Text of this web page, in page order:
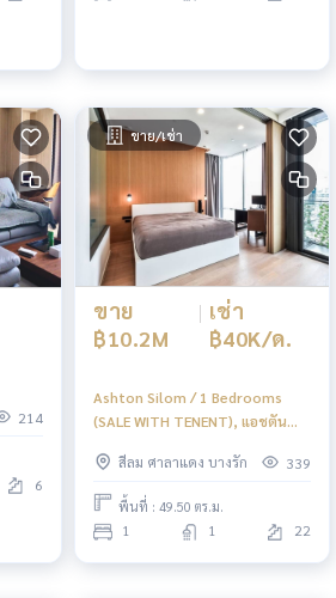
214
6
ขาย/เช่า
ขาย
฿10.2M
| เช่า
฿40K/ด.
Ashton Silom / 1 Bedrooms
(SALE WITH TENENT), แอชตัน
PT023สีลม ศาลาแดง บางรัก 339
พื้นที่ : 49.50 ตร.ม.
1 1 22